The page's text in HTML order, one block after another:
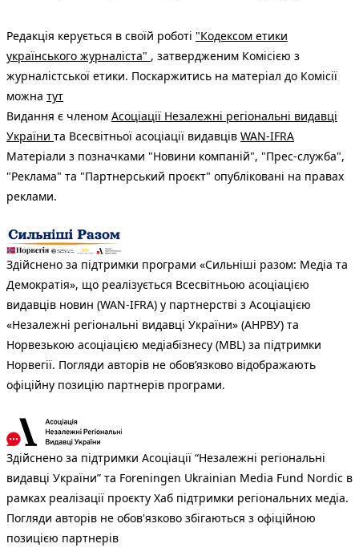
Редакція керується в своїй роботі "Кодексом етики
українського журналіста" , затвердженим Комісією з
журналістської етики. Поскаржитись на матеріал до Комісії
можна тут
Видання є членом Асоціації Незалежні регіональні видавці
України та Всесвітньої асоціації видавців WAN-IFRA
Матеріали з позначками "Новини компаній", "Прес-служба",
"Реклама" та "Партнерський проєкт" опубліковані на правах
реклами.
Здійснено за підтримки програми «Сильніші разом: Медіа та
Демократія», що реалізується Всесвітньою асоціацією
видавців новин (WAN-IFRA) у партнерстві з Асоціацією
«Незалежні регіональні видавці України» (АНРВУ) та
Норвезькою асоціацією медіабізнесу (MBL) за підтримки
Норвегії. Погляди авторів не обов’язково відображають
офіційну позицію партнерів програми.
Здійснено за підтримки Асоціації “Незалежні регіональні
видавці України” та Foreningen Ukrainian Media Fund Nordic в
рамках реалізації проєкту Хаб підтримки регіональних медіа.
Погляди авторів не обов'язково збігаються з офіційною
позицією партнерів